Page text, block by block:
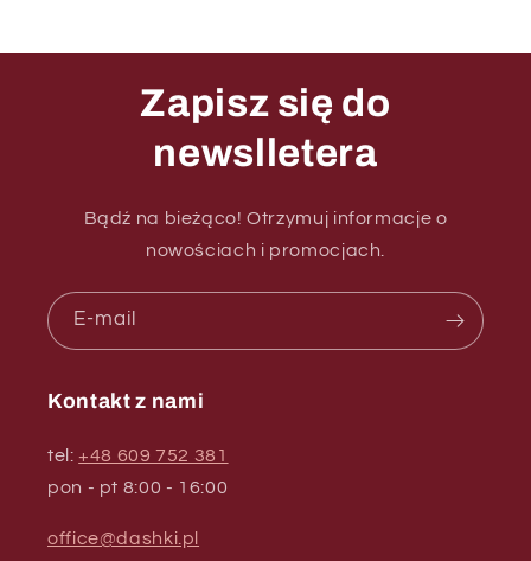
Zapisz się do
newslletera
Bądź na bieżąco! Otrzymuj informacje o
nowościach i promocjach.
E-mail
Kontakt z nami
tel:+48 609 752 381
pon - pt 8:00 - 16:00
office@dashki.pl